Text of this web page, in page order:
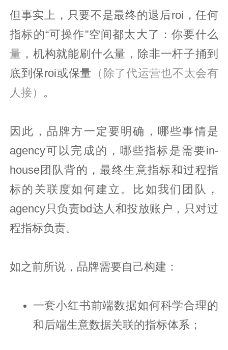
但事实上，只要不是最终的退后roi，任何
指标的“可操作”空间都太大了：你要什么
量，机构就能刷什么量，除非一杆子捅到
底到保roi或保量 （除了代运营也不太会有
人接） 。
因此，品牌方一定要明确，哪些事情是
agency可以完成的，哪些指标是需要in-
house团队背的，最终生意指标和过程指
标的关联度如何建立。比如我们团队，
agency只负责bd达人和投放账户，只对过
程指标负责。
如之前所说，品牌需要自己构建：
一套小红书前端数据如何科学合理的
和后端生意数据关联的指标体系；